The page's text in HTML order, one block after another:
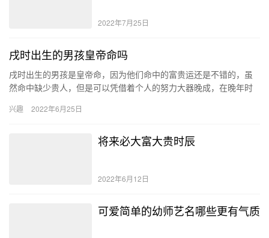
2022年7月25日
戌时出生的男孩皇帝命吗
戌时出生的男孩是皇帝命，因为他们命中的富贵运还是不错的，虽
然命中缺少贵人，但是可以凭借着个人的努力大器晚成，在晚年时
生…
兴趣 2022年6月25日
将来必大富大贵时辰
2022年6月12日
可爱简单的幼师艺名哪些更有气质